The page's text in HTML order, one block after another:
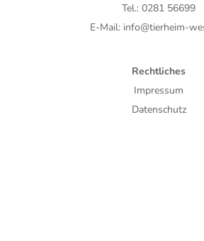
Tel.: 0281 56699
E-Mail: info@tierheim-
Rechtliches
Impressum
Datenschutz